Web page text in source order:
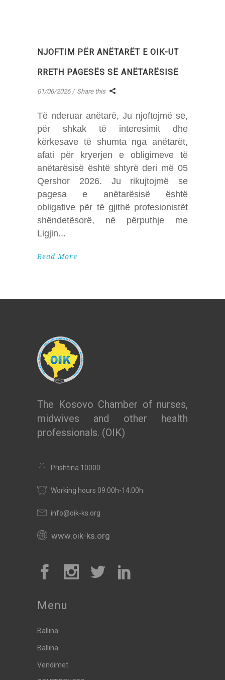
NJOFTIM PËR ANËTARËT E OIK-UT
RRETH PAGESËS SË ANËTARËSISË
01/06/2026 Share this
Të nderuar anëtarë, Ju njoftojmë se,
për shkak të interesimit dhe
kërkesave të shumta nga anëtarët,
afati për kryerjen e obligimeve të
anëtarësisë është shtyrë deri më 05
Qershor 2026. Ju rikujtojmë se
pagesa e anëtarësisë është
obligative për të gjithë profesionistët
shëndetësorë, në përputhje me
Ligjin
Read More
The Kosovo Chamber of nurses,
midwives and other health
professionals. (OIK)
Prishtina 10000
Working hours 09:00h-14:00h
info@oik-ks.org
www.oik-ks.org
Menu
Ballina
Ballina
Vendimet